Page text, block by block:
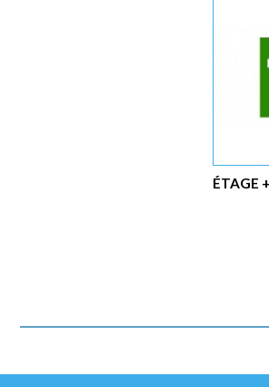
ÉTAGE